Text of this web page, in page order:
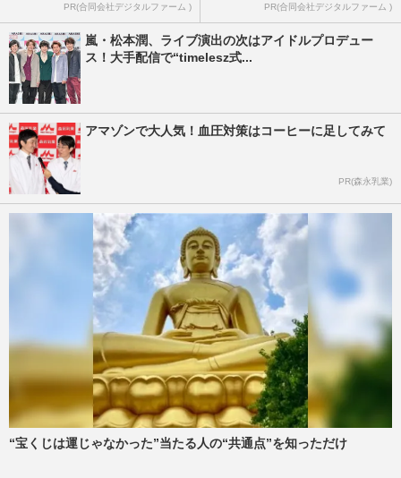
PR(合同会社デジタルファーム ) PR(合同会社デジタルファーム )
嵐・松本潤、ライブ演出の次はアイドルプロデュー
ス！大手配信で“timelesz式...
アマゾンで大人気！血圧対策はコーヒーに足してみて
PR(森永乳業)
“宝くじは運じゃなかった”当たる人の“共通点”を知っただけ